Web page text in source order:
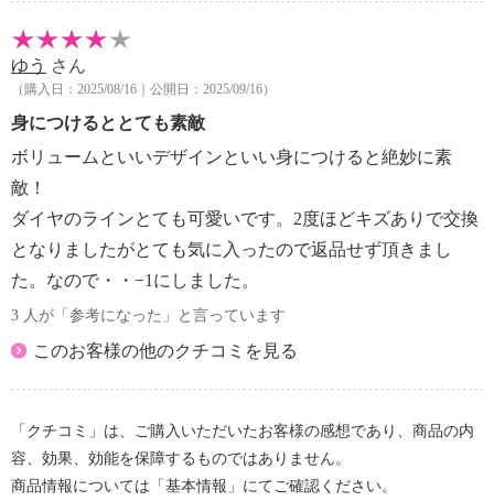
ゆう さん
（購入日：2025/08/16｜公開日：2025/09/16）
身につけるととても素敵
ボリュームといいデザインといい身につけると絶妙に素
敵！
ダイヤのラインとても可愛いです。2度ほどキズありで交換
となりましたがとても気に入ったので返品せず頂きまし
た。なので・・−1にしました。
3 人が「参考になった」と言っています
このお客様の他のクチコミを見る
「クチコミ」は、ご購入いただいたお客様の感想であり、商品の内
容、効果、効能を保障するものではありません。
商品情報については「基本情報」にてご確認ください。